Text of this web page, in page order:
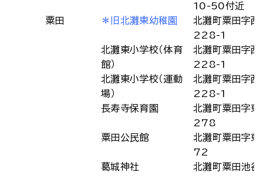
10-50付近
粟田
＊旧北灘東幼稚園
北灘町粟田字西
228-1
北灘東小学校（体育
館）
北灘町粟田字西
228-1
北灘東小学校（運動
場）
北灘町粟田字西
228-1
長寿寺保育園
北灘町粟田字東
278
粟田公民館
北灘町粟田字東
72
葛城神社
北灘町粟田池